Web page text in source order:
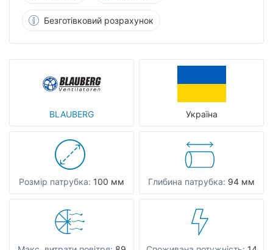
BLAUBERG Україна
Розмір патрубка: 100 мм Глибина патрубка: 94 мм
Безготівковий розрахунок